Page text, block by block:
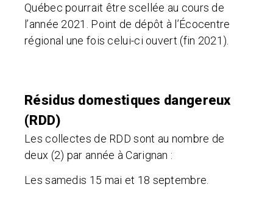
Québec pourrait être scellée au cours de
l’année 2021. Point de dépôt à l’Écocentre
régional une fois celui-ci ouvert (fin 2021).
Résidus domestiques dangereux
(RDD)
Les collectes de RDD sont au nombre de
deux (2) par année à Carignan :
Les samedis 15 mai et 18 septembre.